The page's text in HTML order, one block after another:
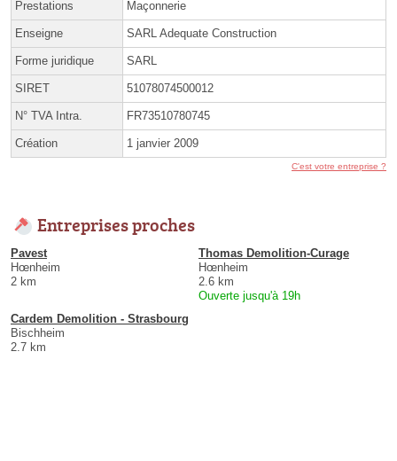
Prestations Maçonnerie
Enseigne SARL Adequate Construction
Forme juridique SARL
SIRET 51078074500012
N° TVA Intra. FR73510780745
Création 1 janvier 2009
C'est votre entreprise ?
Entreprises proches
Pavest
Hœnheim
2 km
Thomas Demolition-Curage
Hœnheim
2.6 km
Ouverte jusqu'à 19h
Cardem Demolition - Strasbourg
Bischheim
2.7 km